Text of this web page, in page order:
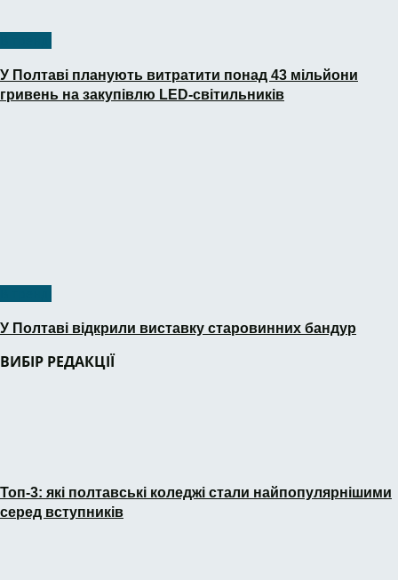
У Полтаві планують витратити понад 43 мільйони
гривень на закупівлю LED-світильників
У Полтаві відкрили виставку старовинних бандур
ВИБІР РЕДАКЦІЇ
Топ-3: які полтавські коледжі стали найпопулярнішими
серед вступників